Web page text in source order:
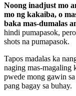
Noong inadjust mo
mo ng kakaiba, o
baka mas-dumalas
hindi pumapasok,
shots na pumapasok.
Tapos madalas ka
naging mas-magaling
pwede mong gawin
pang bagay sa buhay.